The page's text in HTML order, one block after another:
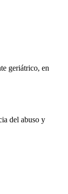
geriátrico, en
del abuso y